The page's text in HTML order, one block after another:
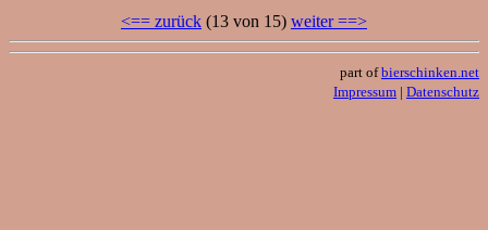
<== zurück (13 von 15) weiter ==>
part ofbierschinken.net
Impressum | Datenschutz